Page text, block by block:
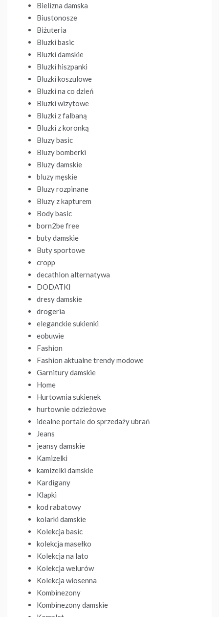
Bielizna damska
Biustonosze
Biżuteria
Bluzki basic
Bluzki damskie
Bluzki hiszpanki
Bluzki koszulowe
Bluzki na co dzień
Bluzki wizytowe
Bluzki z falbaną
Bluzki z koronką
Bluzy basic
Bluzy bomberki
Bluzy damskie
bluzy męskie
Bluzy rozpinane
Bluzy z kapturem
Body basic
born2be free
buty damskie
Buty sportowe
cropp
decathlon alternatywa
DODATKI
dresy damskie
drogeria
eleganckie sukienki
eobuwie
Fashion
Fashion aktualne trendy modowe
Garnitury damskie
Home
Hurtownia sukienek
hurtownie odzieżowe
idealne portale do sprzedaży ubrań
Jeans
jeansy damskie
Kamizelki
kamizelki damskie
Kardigany
Klapki
kod rabatowy
kolarki damskie
Kolekcja basic
kolekcja masełko
Kolekcja na lato
Kolekcja welurów
Kolekcja wiosenna
Kombinezony
Kombinezony damskie